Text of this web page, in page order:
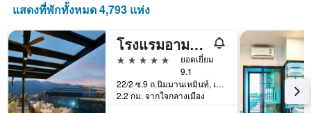
แสดงที่พักทั้งหมด 4,793 แห่ง
โรงแรมอามานอร์ เชียงใหม่
5 ดาว
ยอดเยี่ยม
9.1
22/2 ซ.9 ถ.นิมมานเหมินท์, เชียงใหม่, ประเทศไทย
2.2 กม. จากใจกลางเมือง